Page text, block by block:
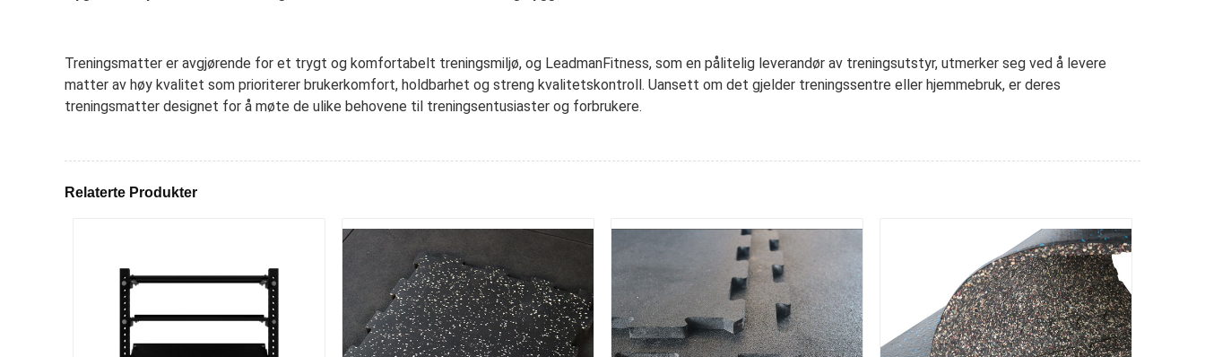
Treningsmatter er avgjørende for et trygt og komfortabelt treningsmiljø, og LeadmanFitness, som en pålitelig leverandør av treningsutstyr, utmerker seg ved å levere
matter av høy kvalitet som prioriterer brukerkomfort, holdbarhet og streng kvalitetskontroll. Uansett om det gjelder treningssentre eller hjemmebruk, er deres
treningsmatter designet for å møte de ulike behovene til treningsentusiaster og forbrukere.
Relaterte Produkter